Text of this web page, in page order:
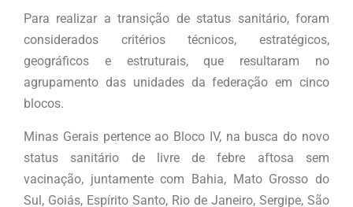
Para realizar a transição de status sanitário, foram
considerados critérios técnicos, estratégicos,
geográficos e estruturais, que resultaram no
agrupamento das unidades da federação em cinco
blocos.
Minas Gerais pertence ao Bloco IV, na busca do novo
status sanitário de livre de febre aftosa sem
vacinação, juntamente com Bahia, Mato Grosso do
Sul, Goiás, Espírito Santo, Rio de Janeiro, Sergipe, São